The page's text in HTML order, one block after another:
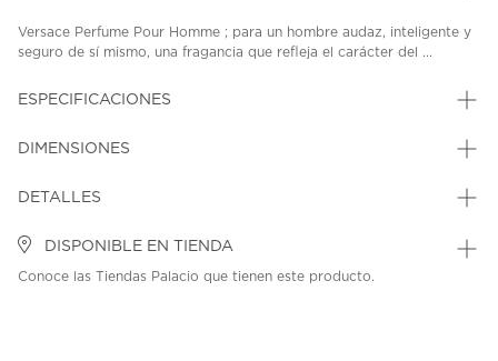
Versace Perfume Pour Homme ; para un hombre audaz, inteligente y
seguro de sí mismo, una fragancia que refleja el carácter del ...
ESPECIFICACIONES
DIMENSIONES
DETALLES
DISPONIBLE EN TIENDA
Conoce las Tiendas Palacio que tienen este producto.